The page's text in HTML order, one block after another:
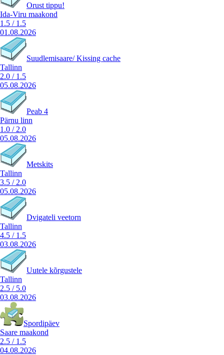
Orust tippu!
Ida-Viru maakond
1.5 / 1.5
01.08.2026
Suudlemisaare/ Kissing cache
Tallinn
2.0 / 1.5
05.08.2026
Peab 4
Pärnu linn
1.0 / 2.0
05.08.2026
Metskits
Tallinn
3.5 / 2.0
05.08.2026
Dvigateli veetorn
Tallinn
4.5 / 1.5
03.08.2026
Uutele kõrgustele
Tallinn
2.5 / 5.0
03.08.2026
Spordipäev
Saare maakond
2.5 / 1.5
04.08.2026